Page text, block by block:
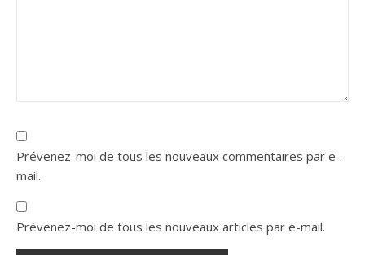
Prévenez-moi de tous les nouveaux commentaires par e-
mail.
Prévenez-moi de tous les nouveaux articles par e-mail.